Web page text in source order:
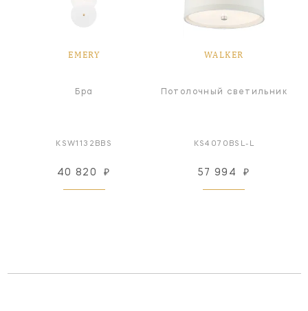
EMERY
Бра
KSW1132BBS
40 820 ₽
WALKER
Потолочный светильник
KS4070BSL-L
57 994 ₽